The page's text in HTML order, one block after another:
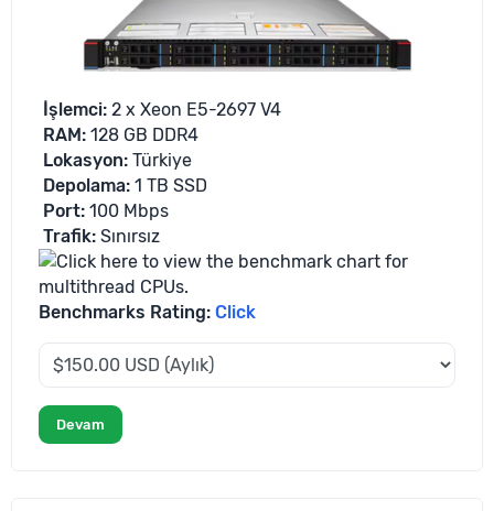
İşlemci: 2 x Xeon E5-2697 V4
RAM: 128 GB DDR4
Lokasyon: Türkiye
Depolama: 1 TB SSD
Port: 100 Mbps
Trafik: Sınırsız
Benchmarks Rating:Click
Devam